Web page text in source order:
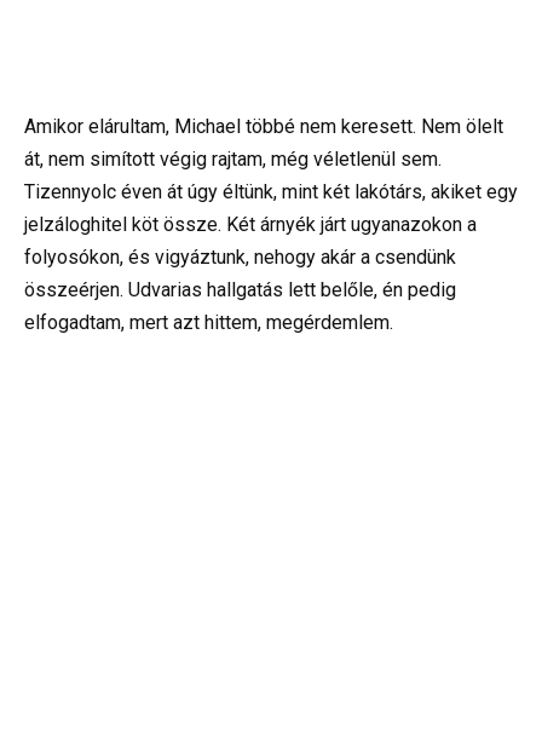
Amikor elárultam, Michael többé nem keresett. Nem ölelt
át, nem simított végig rajtam, még véletlenül sem.
Tizennyolc éven át úgy éltünk, mint két lakótárs, akiket egy
jelzáloghitel köt össze. Két árnyék járt ugyanazokon a
folyosókon, és vigyáztunk, nehogy akár a csendünk
összeérjen. Udvarias hallgatás lett belőle, én pedig
elfogadtam, mert azt hittem, megérdemlem.